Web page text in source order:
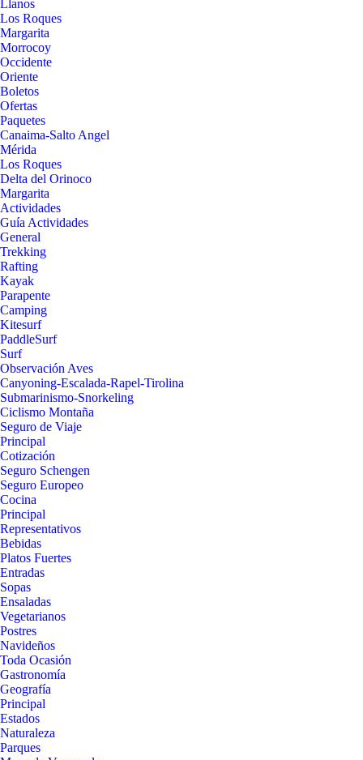
Llanos
Los Roques
Margarita
Morrocoy
Occidente
Oriente
Boletos
Ofertas
Paquetes
Canaima-Salto Angel
Mérida
Los Roques
Delta del Orinoco
Margarita
Actividades
Guía Actividades
General
Trekking
Rafting
Kayak
Parapente
Camping
Kitesurf
PaddleSurf
Surf
Observación Aves
Canyoning-Escalada-Rapel-Tirolina
Submarinismo-Snorkeling
Ciclismo Montaña
Seguro de Viaje
Principal
Cotización
Seguro Schengen
Seguro Europeo
Cocina
Principal
Representativos
Bebidas
Platos Fuertes
Entradas
Sopas
Ensaladas
Vegetarianos
Postres
Navideños
Toda Ocasión
Gastronomía
Geografía
Principal
Estados
Naturaleza
Parques